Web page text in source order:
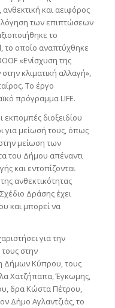
και αειφόρος
των επιπτώσεων
το
το οποίο αναπτύχθηκε
«Ενίσχυση της
κλιματική αλλαγή»,
Το έργο
πρόγραμμα LIFE.
εκπομπές διοξειδίου
για μείωσή τους, όπως
μείωση των
του Δήμου απέναντι
και εντοπίζονται
ανθεκτικότητας
Δράσης έχει
και μπορεί να
για την
στην
Δήμων Κύπρου, τους
Χατζήπαπα, Έγκωμης,
δρα Κώστα Πέτρου,
Δήμο Αγλαντζιάς, το